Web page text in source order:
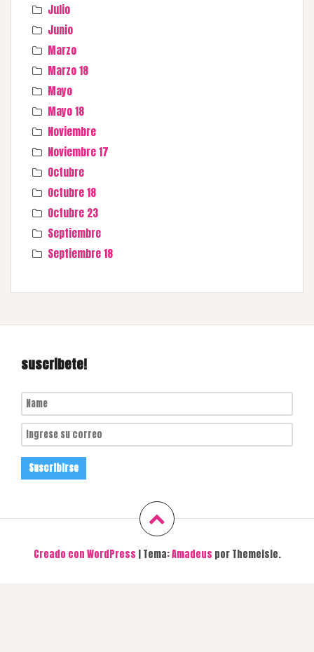
Julio
Junio
Marzo
Marzo 18
Mayo
Mayo 18
Noviembre
Noviembre 17
Octubre
Octubre 18
Octubre 23
Septiembre
Septiembre 18
suscribete!
Creado con WordPress |Tema:Amadeus por Themeisle.